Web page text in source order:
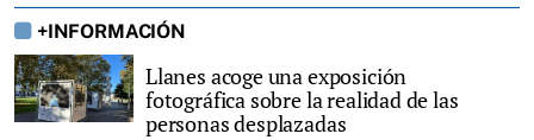
+INFORMACIÓN
Llanes acoge una exposición
fotográfica sobre la realidad de las
personas desplazadas